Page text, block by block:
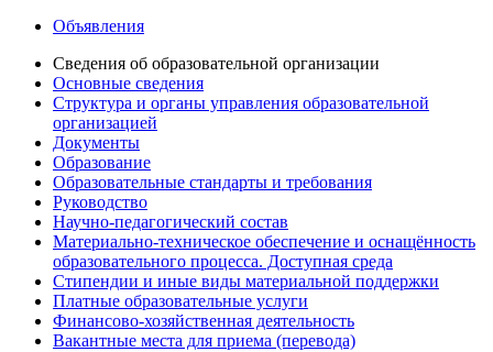
Объявления
Сведения об образовательной организации
Основные сведения
Структура и органы управления образовательной
организацией
Документы
Образование
Образовательные стандарты и требования
Руководство
Научно-педагогический состав
Материально-техническое обеспечение и оснащённость
образовательного процесса. Доступная среда
Стипендии и иные виды материальной поддержки
Платные образовательные услуги
Финансово-хозяйственная деятельность
Вакантные места для приема (перевода)